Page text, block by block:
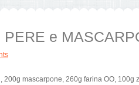
e
200g mascarpone, 260g farina OO, 100g